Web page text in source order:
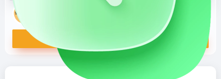
全能文档图片提取助手